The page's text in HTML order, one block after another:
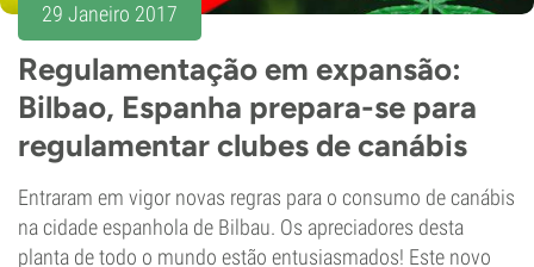
29 Janeiro 2017
Regulamentação em expansão:
Bilbao, Espanha prepara-se para
regulamentar clubes de canábis
Entraram em vigor novas regras para o consumo de canábis
na cidade espanhola de Bilbau. Os apreciadores desta
planta de todo o mundo estão entusiasmados! Este novo